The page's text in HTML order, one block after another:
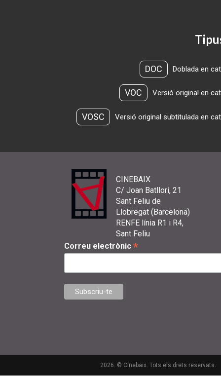
DOC Doblada en
VOC Versió original en
VOSC Versió original subtitulada en
CINEBAIX
C/ Joan Batllori, 21
Sant Feliu de
Llobregat (Barcelona)
RENFE línia R1 i R4,
Sant Feliu
Correu electrònic *
2026. © Cinebaix. Tots els drets reservats.